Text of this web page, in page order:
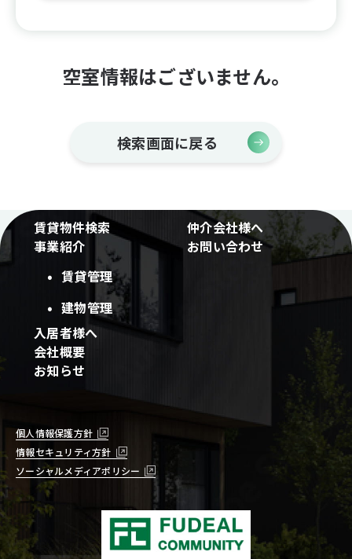
空室情報はございません。
検索画面に戻る
賃貸物件検索
事業紹介
賃貸管理
建物管理
入居者様へ
会社概要
お知らせ
仲介会社様へ
お問い合わせ
個人情報保護方針
ソーシャルメディアポリシー
情報セキュリティ方針